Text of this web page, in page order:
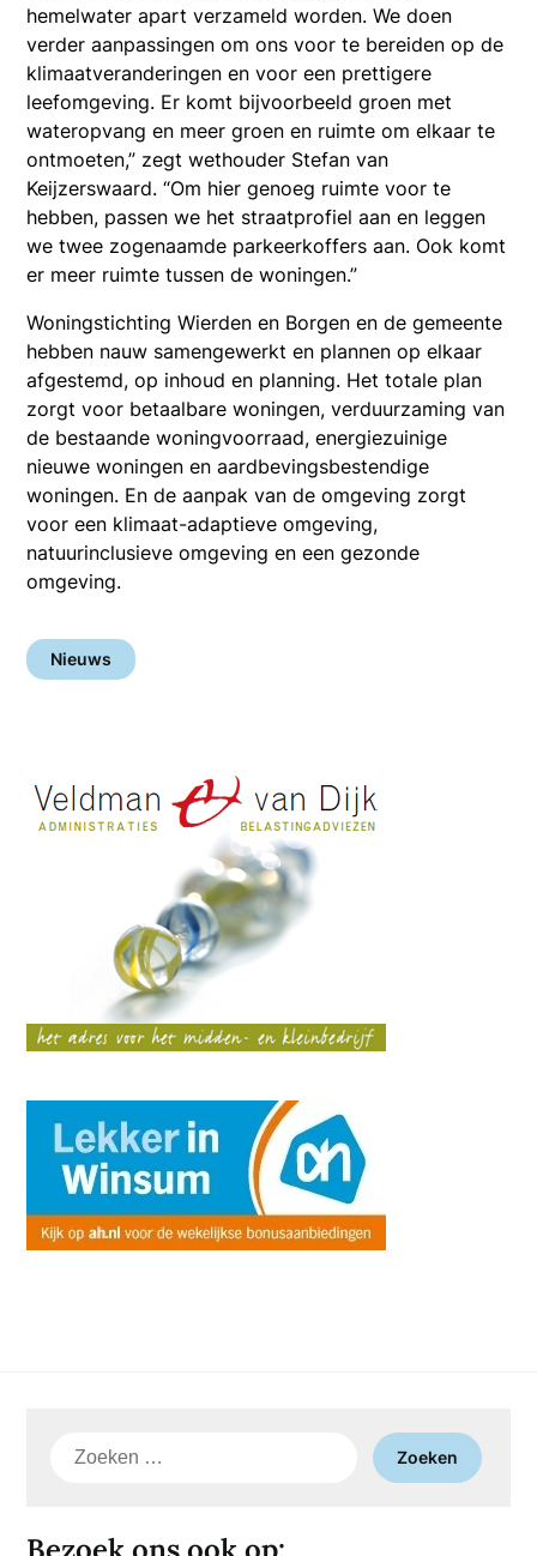
hemelwater apart verzameld worden. We doen
verder aanpassingen om ons voor te bereiden op de
klimaatveranderingen en voor een prettigere
leefomgeving. Er komt bijvoorbeeld groen met
wateropvang en meer groen en ruimte om elkaar te
ontmoeten,” zegt wethouder Stefan van
Keijzerswaard. “Om hier genoeg ruimte voor te
hebben, passen we het straatprofiel aan en leggen
we twee zogenaamde parkeerkoffers aan. Ook komt
er meer ruimte tussen de woningen.”
Woningstichting Wierden en Borgen en de gemeente
hebben nauw samengewerkt en plannen op elkaar
afgestemd, op inhoud en planning. Het totale plan
zorgt voor betaalbare woningen, verduurzaming van
de bestaande woningvoorraad, energiezuinige
nieuwe woningen en aardbevingsbestendige
woningen. En de aanpak van de omgeving zorgt
voor een klimaat-adaptieve omgeving,
natuurinclusieve omgeving en een gezonde
omgeving.
Nieuws
Zoeken